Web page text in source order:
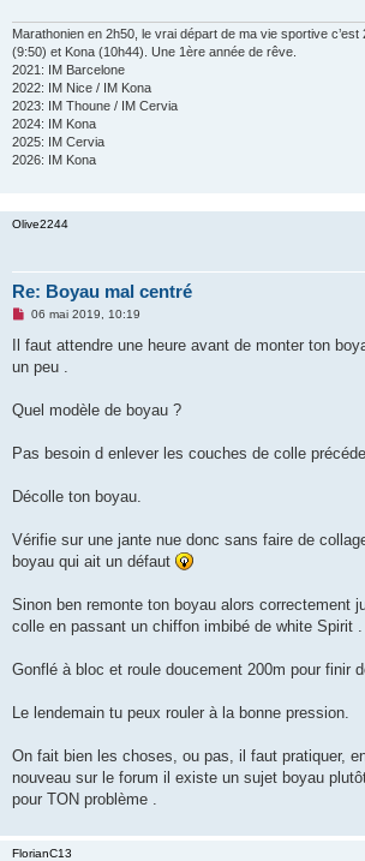
Marathonien en 2h50, le vrai départ de ma vie sportive
(9:50) et Kona (10h44). Une 1ère année de rêve.
2021: IM Barcelone
2022: IM Nice / IM Kona
2023: IM Thoune / IM Cervia
2024: IM Kona
2025: IM Cervia
2026: IM Kona
Olive2244
Re: Boyau mal centré
M
s
a
n
l
06 mai 2019, 10:19
Il faut attendre une heure avant de monter ton
un peu .
Quel modèle de boyau ?
Pas besoin d enlever les couches de colle
Décolle ton boyau.
Vérifie sur une jante nue donc sans faire de
boyau qui ait un défaut
Sinon ben remonte ton boyau alors correctement
colle en passant un chiffon imbibé de white Spirit .
Gonflé à bloc et roule doucement 200m pour finir
Le lendemain tu peux rouler à la bonne pression.
On fait bien les choses, ou pas, il faut pratiquer,
nouveau sur le forum il existe un sujet boyau
pour TON problème .
FlorianC13